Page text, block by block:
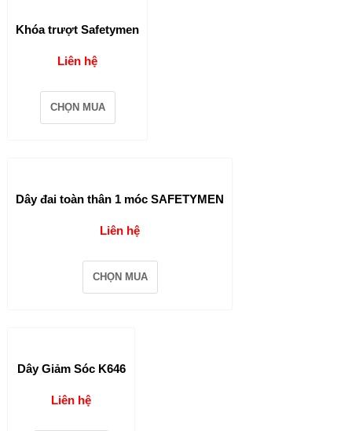
Khóa trượt Safetymen
Liên hệ
CHỌN MUA
Dây đai toàn thân 1 móc SAFETYMEN
Liên hệ
CHỌN MUA
Dây Giảm Sóc K646
Liên hệ